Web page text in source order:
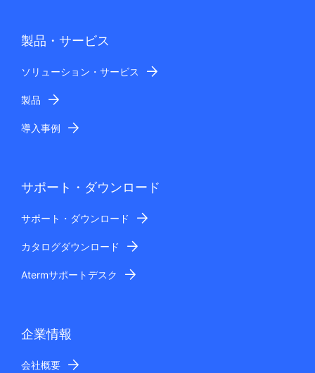
製品・サービス
ソリューション・サービス
製品
導入事例
サポート・ダウンロード
サポート・ダウンロード
カタログダウンロード
Atermサポートデスク
企業情報
会社概要